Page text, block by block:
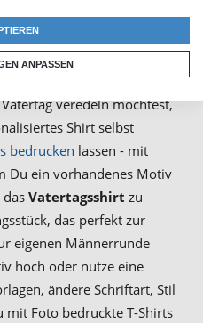
T-Shirt Druck
veredeln möchtest,
Shirt selbst
bedrucken lassen - mit
Du ein vorhandenes Motiv
Vatertagsshirt zu
das perfekt zur
eigenen Männerrunde
hoch oder nutze eine
ändere Schriftart, Stil
mit Foto bedruckte T-Shirts
ANPASSEN